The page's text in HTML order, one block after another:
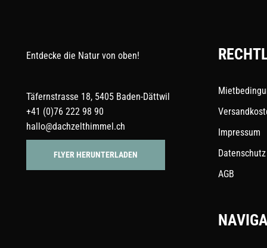
Entdecke die Natur von oben!
Täfernstrasse 18, 5405 Baden-Dättwil
+41 (0)76 222 98 90
hallo@dachzelthimmel.ch
FLYER HERUNTERLADEN
Impressum
Datenschutz
AGB